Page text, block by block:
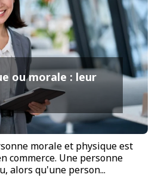
ou morale : leur
morale et physique est
commerce. Une personne
alors qu'une person...